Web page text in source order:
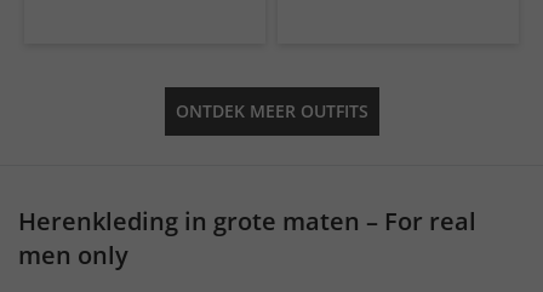
ONTDEK MEER OUTFITS
Herenkleding in grote maten – For real
men only